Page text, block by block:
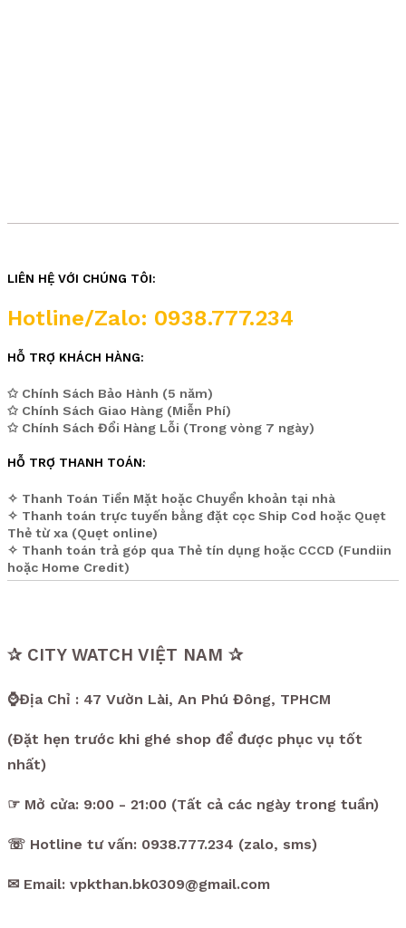
LIÊN HỆ VỚI CHÚNG TÔI:
Hotline/Zalo: 0938.777.234
HỖ TRỢ KHÁCH HÀNG:
✩ Chính Sách Bảo Hành (5 năm)
✩ Chính Sách Giao Hàng (Miễn Phí)
✩ Chính Sách Đổi Hàng Lỗi (Trong vòng 7 ngày)
HỖ TRỢ THANH TOÁN:
✧ Thanh Toán Tiền Mặt hoặc Chuyển khoản tại nhà
✧ Thanh toán trực tuyến bằng đặt cọc Ship Cod hoặc Quẹt
Thẻ từ xa (Quẹt online)
✧ Thanh toán trả góp qua Thẻ tín dụng hoặc CCCD (Fundiin
hoặc Home Credit)
✰ CITY WATCH VIỆT NAM ✰
⌚Địa Chỉ : 47 Vườn Lài, An Phú Đông, TPHCM
(Đặt hẹn trước khi ghé shop để được phục vụ tốt
nhất)
☞ Mở cửa: 9:00 - 21:00 (Tất cả các ngày trong tuần)
☏ Hotline tư vấn: 0938.777.234 (zalo, sms)
✉ Email: vpkthan.bk0309@gmail.com